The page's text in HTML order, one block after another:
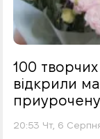
100
відкрили
20:53 Чт, 6